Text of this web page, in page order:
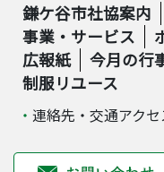
鎌ケ谷市社協案内
事業・サービス
広報紙
今月の行
制服リユース
連絡先・交通アクセ